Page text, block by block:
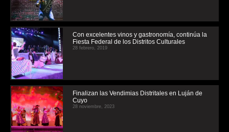
Con excelentes vinos y gastronomía, continúa la
Fiesta Federal de los Distritos Culturales
28 febrero, 2019
Finalizan las Vendimias Distritales en Luján de
Cuyo
28 noviembre, 2023